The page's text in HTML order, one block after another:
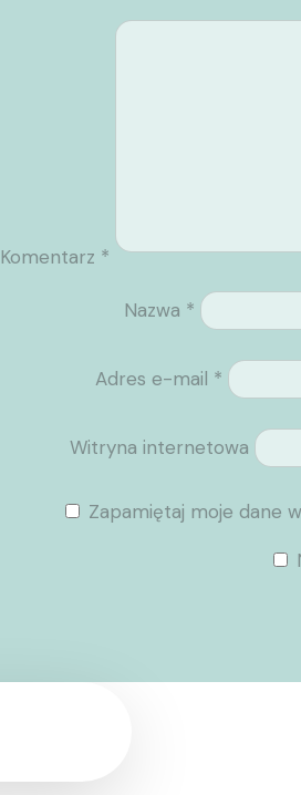
Komentarz *
Nazwa *
Adres e-mail *
Witryna internetowa
Zapamiętaj moje dane